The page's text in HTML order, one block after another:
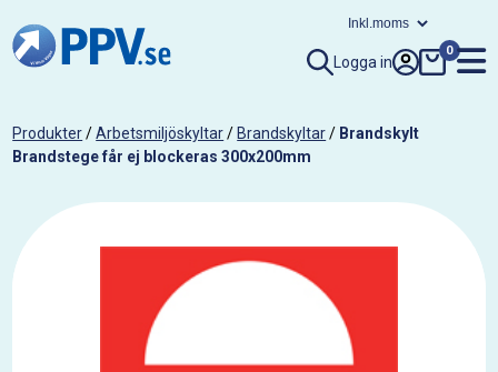
Logga in
0
Produkter/Arbetsmiljöskyltar/ Brandskyltar/ Brandskylt
Brandstege får ej blockeras 300x200mm